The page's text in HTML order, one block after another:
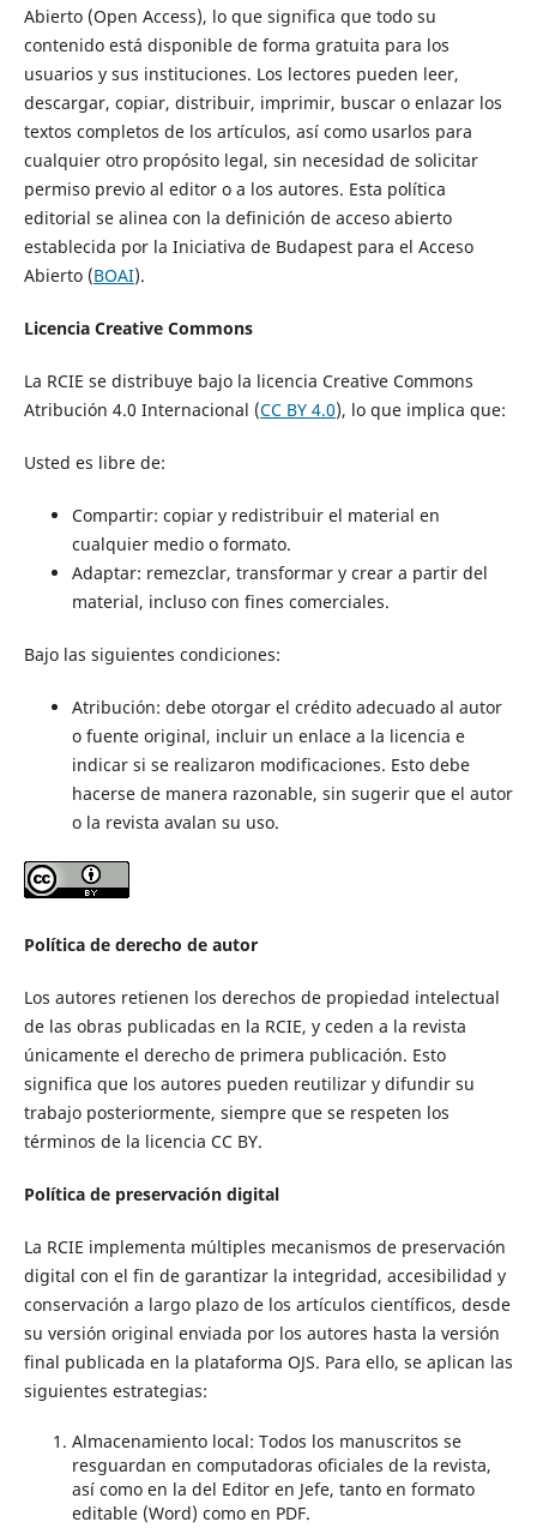
Abierto (Open Access), lo que significa que todo su
contenido está disponible de forma gratuita para los
usuarios y sus instituciones. Los lectores pueden leer,
descargar, copiar, distribuir, imprimir, buscar o enlazar los
textos completos de los artículos, así como usarlos para
cualquier otro propósito legal, sin necesidad de solicitar
permiso previo al editor o a los autores. Esta política
editorial se alinea con la definición de acceso abierto
establecida por la Iniciativa de Budapest para el Acceso
Abierto (BOAI).
Licencia Creative Commons
La RCIE se distribuye bajo la licencia Creative Commons
Atribución 4.0 Internacional (CC BY 4.0), lo que implica que:
Usted es libre de:
Compartir: copiar y redistribuir el material en
cualquier medio o formato.
Adaptar: remezclar, transformar y crear a partir del
material, incluso con fines comerciales.
Bajo las siguientes condiciones:
Atribución: debe otorgar el crédito adecuado al autor
o fuente original, incluir un enlace a la licencia e
indicar si se realizaron modificaciones. Esto debe
hacerse de manera razonable, sin sugerir que el autor
o la revista avalan su uso.
Política de derecho de autor
Los autores retienen los derechos de propiedad intelectual
de las obras publicadas en la RCIE, y ceden a la revista
únicamente el derecho de primera publicación. Esto
significa que los autores pueden reutilizar y difundir su
trabajo posteriormente, siempre que se respeten los
términos de la licencia CC BY.
Política de preservación digital
La RCIE implementa múltiples mecanismos de preservación
digital con el fin de garantizar la integridad, accesibilidad y
conservación a largo plazo de los artículos científicos, desde
su versión original enviada por los autores hasta la versión
final publicada en la plataforma OJS. Para ello, se aplican las
siguientes estrategias:
Almacenamiento local: Todos los manuscritos se
resguardan en computadoras oficiales de la revista,
así como en la del Editor en Jefe, tanto en formato
editable (Word) como en PDF.